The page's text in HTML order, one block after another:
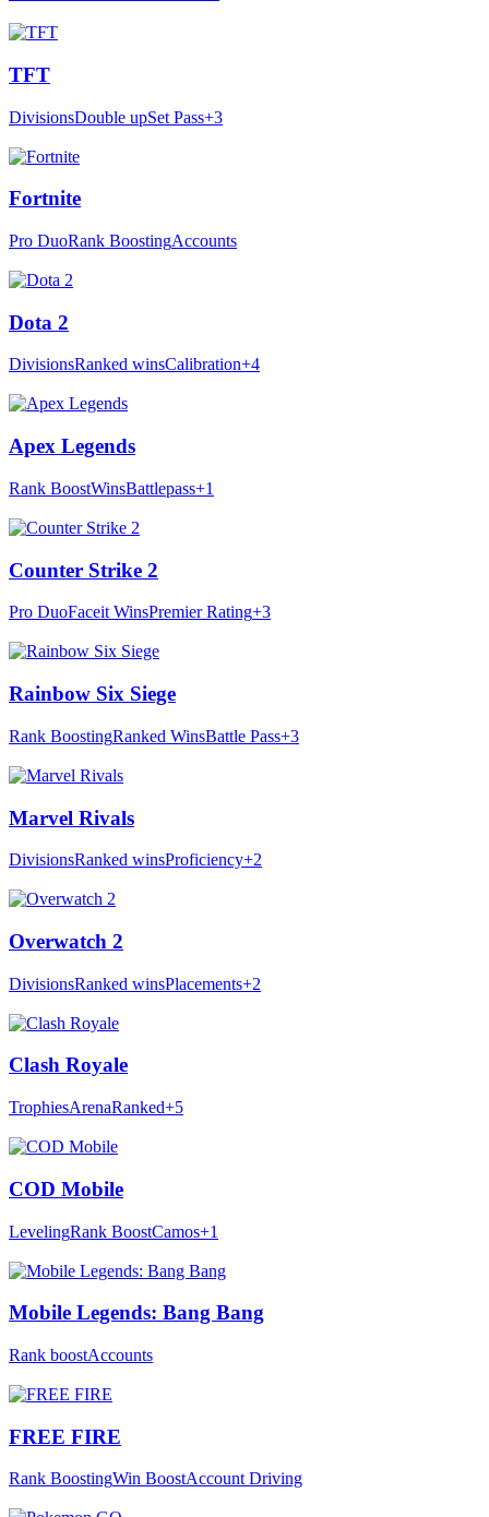
TFT
DivisionsDouble upSet Pass+3
Fortnite
Pro DuoRank BoostingAccounts
Dota 2
DivisionsRanked winsCalibration+4
Apex Legends
Rank BoostWinsBattlepass+1
Counter Strike 2
Pro DuoFaceit WinsPremier Rating+3
Rainbow Six Siege
Rank BoostingRanked WinsBattle Pass+3
Marvel Rivals
DivisionsRanked winsProficiency+2
Overwatch 2
DivisionsRanked winsPlacements+2
Clash Royale
TrophiesArenaRanked+5
COD Mobile
LevelingRank BoostCamos+1
Mobile Legends: Bang Bang
Rank boostAccounts
FREE FIRE
Rank BoostingWin BoostAccount Driving